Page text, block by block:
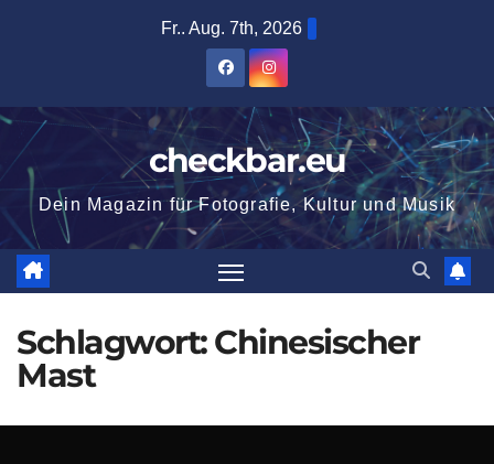
Fr.. Aug. 7th, 2026
checkbar.eu
Dein Magazin für Fotografie, Kultur und Musik
Schlagwort:Chinesischer
Mast